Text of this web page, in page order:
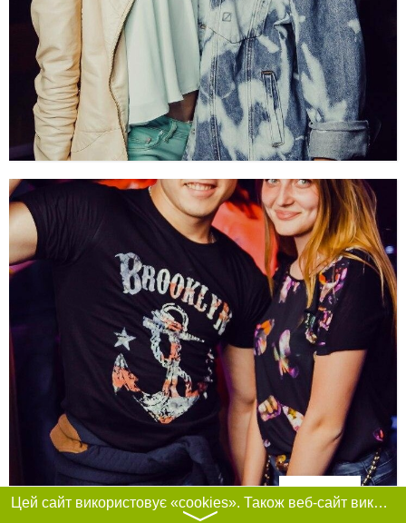
Фільтри
Цей сайт використовує «cookies». Також веб-сайт використовує інтернет-сервіс для збору технічних даних стосовно відвідувачів з метою отримання маркетингової та статистичної інформації. Умови обробки даних відвідувачів сайту див.
〉